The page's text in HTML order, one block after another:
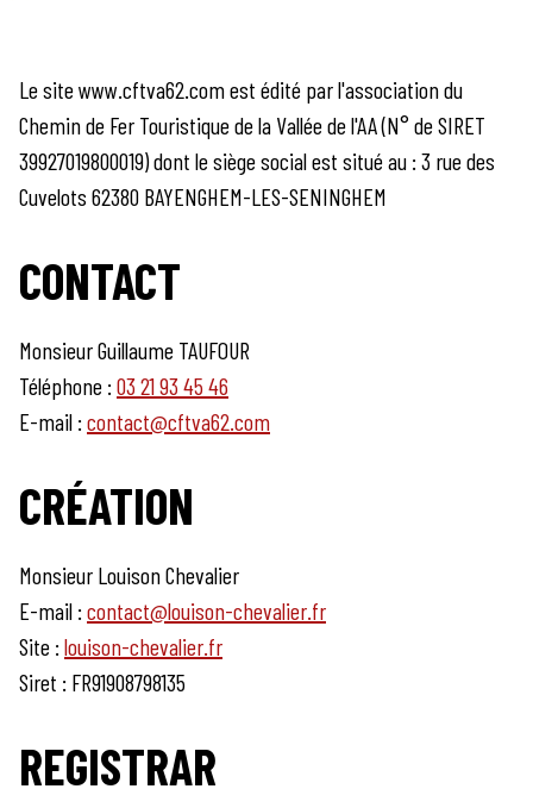
Le site www.cftva62.com est édité par l'association du
Chemin de Fer Touristique de la Vallée de l'AA (N° de SIRET
39927019800019) dont le siège social est situé au : 3 rue des
Cuvelots 62380 BAYENGHEM-LES-SENINGHEM
CONTACT
Monsieur Guillaume TAUFOUR
Téléphone : 03 21 93 45 46
E-mail : contact@cftva62.com
CRÉATION
Monsieur Louison Chevalier
E-mail : contact@louison-chevalier.fr
Site : louison-chevalier.fr
Siret : FR91908798135
REGISTRAR